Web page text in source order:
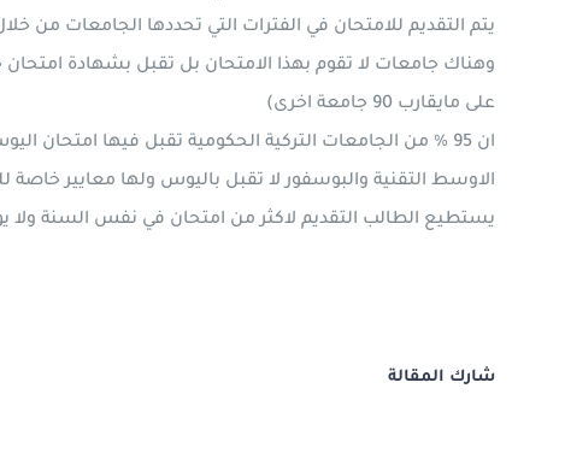
يتم التقديم للامتحان في الفترات التي تحددها الجامعات من
وهناك جامعات لا تقوم بهذا الامتحان بل تقبل بشهادة
على مايقارب 90 جامعة اخرى)
ان 95 % من الجامعات التركية الحكومية تقبل فيها
الاوسط التقنية والبوسفور لا تقبل باليوس ولها معايير خاصة
يستطيع الطالب التقديم لاكثر من امتحان في نفس السنة ولا
شارك المقالة